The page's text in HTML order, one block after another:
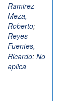
Ramirez
Meza,
Roberto;
Reyes
Fuentes,
Ricardo; No
aplica